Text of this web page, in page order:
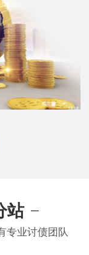
站
专业讨债团队